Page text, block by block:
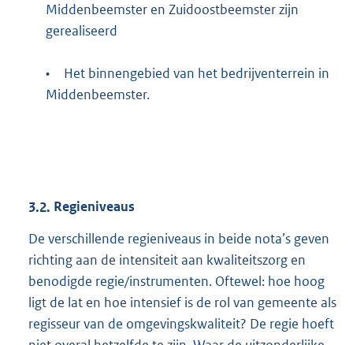
Middenbeemster en Zuidoostbeemster zijn
gerealiseerd
•
Het binnengebied van het bedrijventerrein in
Middenbeemster.
3.2. Regieniveaus
De verschillende regieniveaus in beide nota’s geven
richting aan de intensiteit aan kwaliteitszorg en
benodigde regie/instrumenten. Oftewel: hoe hoog
ligt de lat en hoe intensief is de rol van gemeente als
regisseur van de omgevingskwaliteit? De regie hoeft